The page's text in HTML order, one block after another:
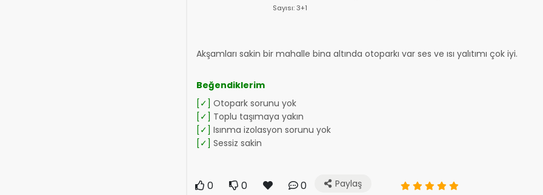
Sayısı: 3+1
Akşamları sakin bir mahalle bina altında otoparkı var ses ve ısı yalıtımı çok iyi.
Beğendiklerim
[✓] Otopark sorunu yok
[✓] Toplu taşımaya yakın
[✓] Isınma izolasyon sorunu yok
[✓] Sessiz sakin
0 0 0 Paylaş